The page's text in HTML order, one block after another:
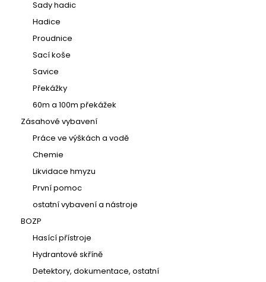
Sady hadic
Hadice
Proudnice
Sací koše
Savice
Překážky
60m a 100m překážek
Zásahové vybavení
Práce ve výškách a vodě
Chemie
Likvidace hmyzu
První pomoc
ostatní vybavení a nástroje
BOZP
Hasící přístroje
Hydrantové skříně
Detektory, dokumentace, ostatní